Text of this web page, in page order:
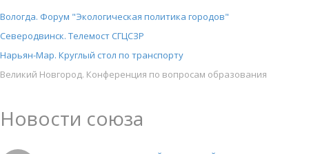
Вологда. Форум "Экологическая политика городов"
Северодвинск. Телемост СГЦСЗР
Нарьян-Мар. Круглый стол по транспорту
Великий Новгород. Конференция по вопросам образования
Новости союза